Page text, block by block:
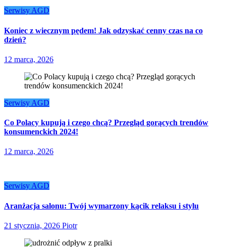
Serwisy AGD
Koniec z wiecznym pędem! Jak odzyskać cenny czas na co
dzień?
12 marca, 2026
Serwisy AGD
Co Polacy kupują i czego chcą? Przegląd gorących trendów
konsumenckich 2024!
12 marca, 2026
Serwisy AGD
Aranżacja salonu: Twój wymarzony kącik relaksu i stylu
21 stycznia, 2026 Piotr